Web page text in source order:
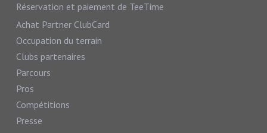
Réservation et paiement de TeeTime
Achat Partner ClubCard
Occupation du terrain
Clubs partenaires
Parcours
Pros
Compétitions
Presse